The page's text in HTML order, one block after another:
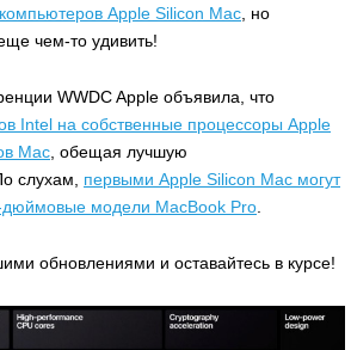
Apple Silicon Mac , но
чем-то удивить!
WWDC Apple объявила, что
Intel на собственные процессоры Apple
Mac , обещая лучшую
слухам, первыми Apple Silicon Mac могут
дюймовые модели MacBook Pro
обновлениями и оставайтесь в курсе!